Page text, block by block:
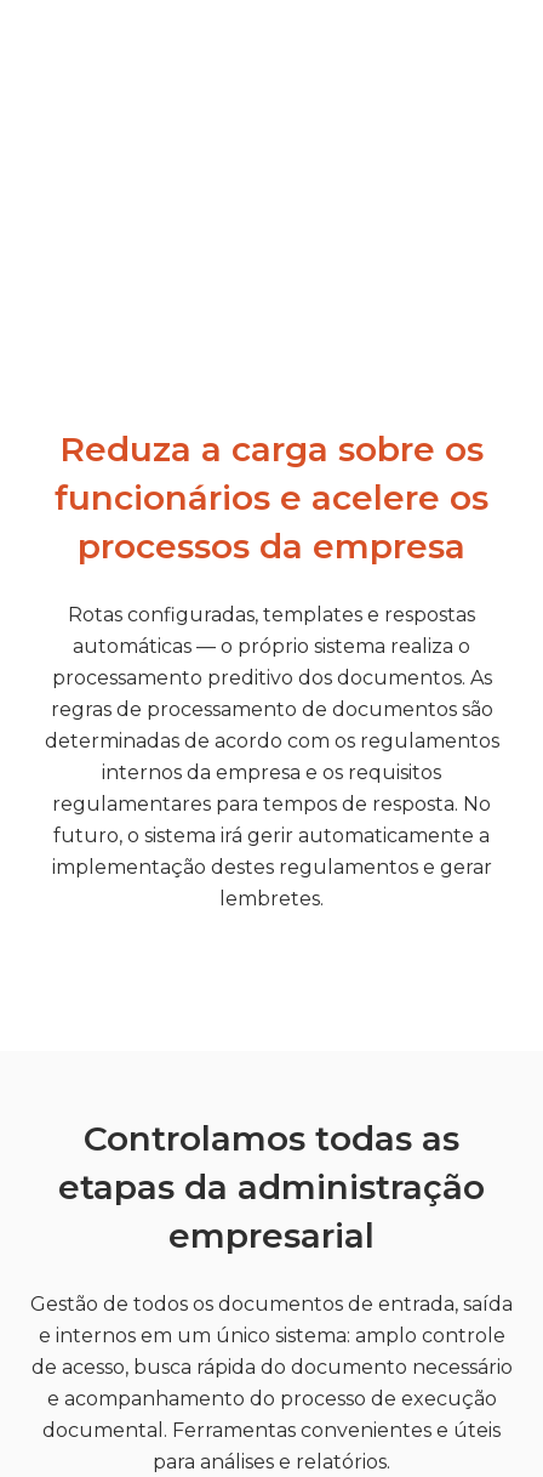
Reduza a carga sobre os
funcionários e acelere os
processos da empresa
Rotas configuradas, templates e respostas
automáticas — o próprio sistema realiza o
processamento preditivo dos documentos. As
regras de processamento de documentos são
determinadas de acordo com os regulamentos
internos da empresa e os requisitos
regulamentares para tempos de resposta. No
futuro, o sistema irá gerir automaticamente a
implementação destes regulamentos e gerar
lembretes.
Controlamos todas as
etapas da administração
empresarial
Gestão de todos os documentos de entrada, saída
e internos em um único sistema: amplo controle
de acesso, busca rápida do documento necessário
e acompanhamento do processo de execução
documental. Ferramentas convenientes e úteis
para análises e relatórios.